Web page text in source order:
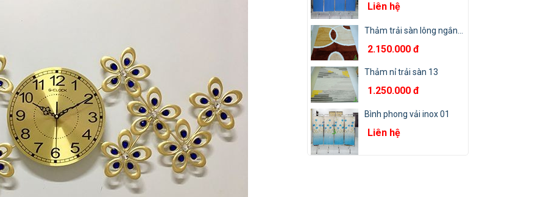
Liên hệ
Thảm trải sàn lông ngắn...
2.150.000 đ
Thảm nỉ trải sàn 13
1.250.000 đ
Bình phong vải inox 01
Liên hệ